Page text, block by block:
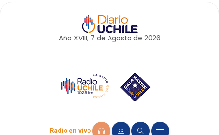
Año XVIII, 7 de Agosto de 2026
Radio en vivo